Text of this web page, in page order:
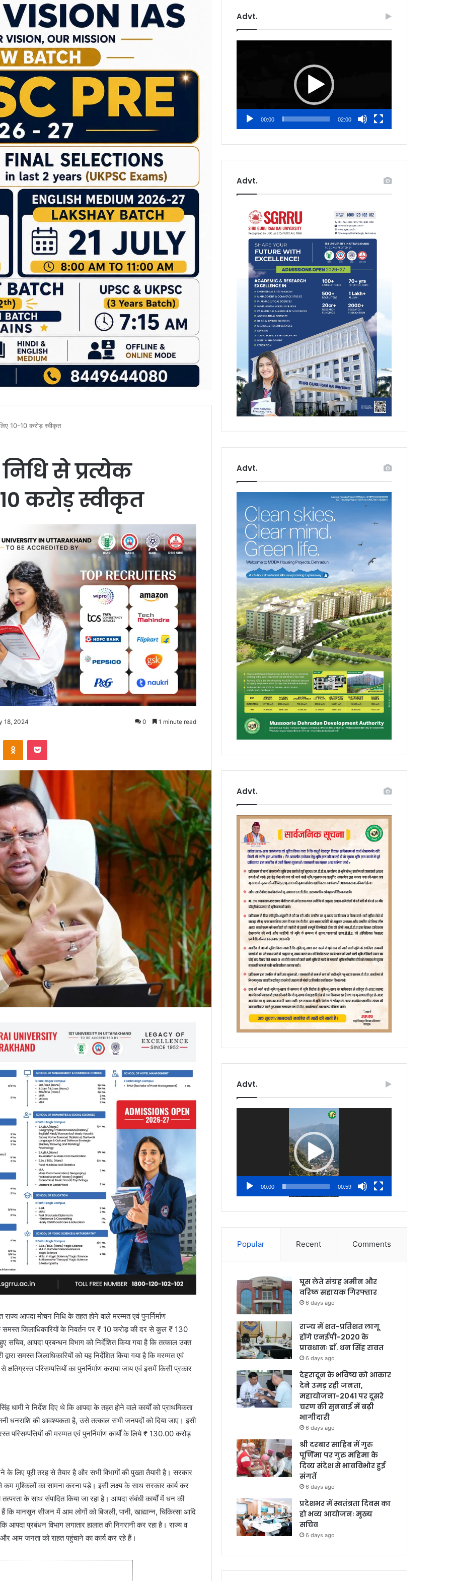
10-10 करोड़ स्वीकृत
से प्रत्येक
करोड़ स्वीकृत
18, 2024 0 1 minute read
आपदा मोचन निधि के तहत होने वाले मरम्मत एवं पुनर्निर्माण
जिलाधिकारियों के निवर्तन पर ₹ 10 करोड़ की दर से कुल ₹ 130
आपदा प्रबन्धन विभाग को निर्देशित किया गया है कि तत्काल उक्त
समस्त जिलाधिकारियों को यह निर्देशित किया गया है कि मरम्मत एवं
परिसम्पत्तियों का पुनर्निर्माण कराया जाय एवं इसमें किसी प्रकार
ने निर्देश दिए थे कि आपदा के तहत होने वाले कार्यों को प्राथमिकता
धनराशि की आवश्यकता है, उसे तत्काल सभी जनपदों को दिया जाए। इसी
की मरम्मत एवं पुनर्निर्माण कार्यों के लिये ₹ 130.00 करोड़
पूरी तरह से तैयार है और सभी विभागों की पुख्ता तैयारी है। सरकार
का सामना करना पड़े। इसी लक्ष्य के साथ सरकार कार्य कर
के साथ संपादित किया जा रहा है। आपदा संबंधी कार्यों में धन की
कि मानसून सीजन में आम लोगों को बिजली, पानी, खाद्यान्न, चिकित्सा आदि
प्रबंधन विभाग लगातार हालात की निगरानी कर रहा है। राज्य व
आम जनता को राहत पहुंचाने का कार्य कर रहे हैं।
Advt.
00:00 02:00
Advt.
Advt.
Advt.
Advt.
00:00 00:59
Popular Recent Comments
घूस लेते संग्रह अमीन और
वरिष्ठ सहायक गिरफ्तार
6 days ago
राज्य में शत-प्रतिशत लागू
होंगे एनईपी-2020 के
प्रावधानः डाॅ. धन सिंह रावत
6 days ago
देहरादून के भविष्य को आकार
देने उमड़ रही जनता,
महायोजना-2041 पर दूसरे
चरण की सुनवाई में बढ़ी
भागीदारी
6 days ago
श्री दरबार साहिब में गुरु
पूर्णिमा पर गुरु महिमा के
दिव्य संदेश से भावविभोर हुई
संगतें
6 days ago
प्रदेशभर में स्वतंत्रता दिवस का
हो भव्य आयोजनः मुख्य
सचिव
6 days ago